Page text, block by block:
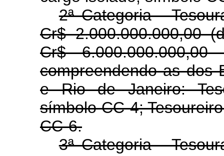
2ª Categoria -
Cr$ 2.000.000.000,00
Cr$
compreendendo as dos
e Rio de Janeiro:
símbolo CC-4;
CC-6.
3ª Categoria -